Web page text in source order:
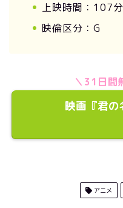
上映時間：107分
映倫区分：G
＼31日間
映画『君
アニメ